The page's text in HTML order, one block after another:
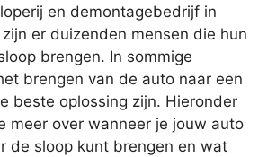
en demontagebedrijf in
er duizenden mensen die hun
brengen. In sommige
brengen van de auto naar een
beste oplossing zijn. Hieronder
meer over wanneer je jouw auto
de sloop kunt brengen en wat